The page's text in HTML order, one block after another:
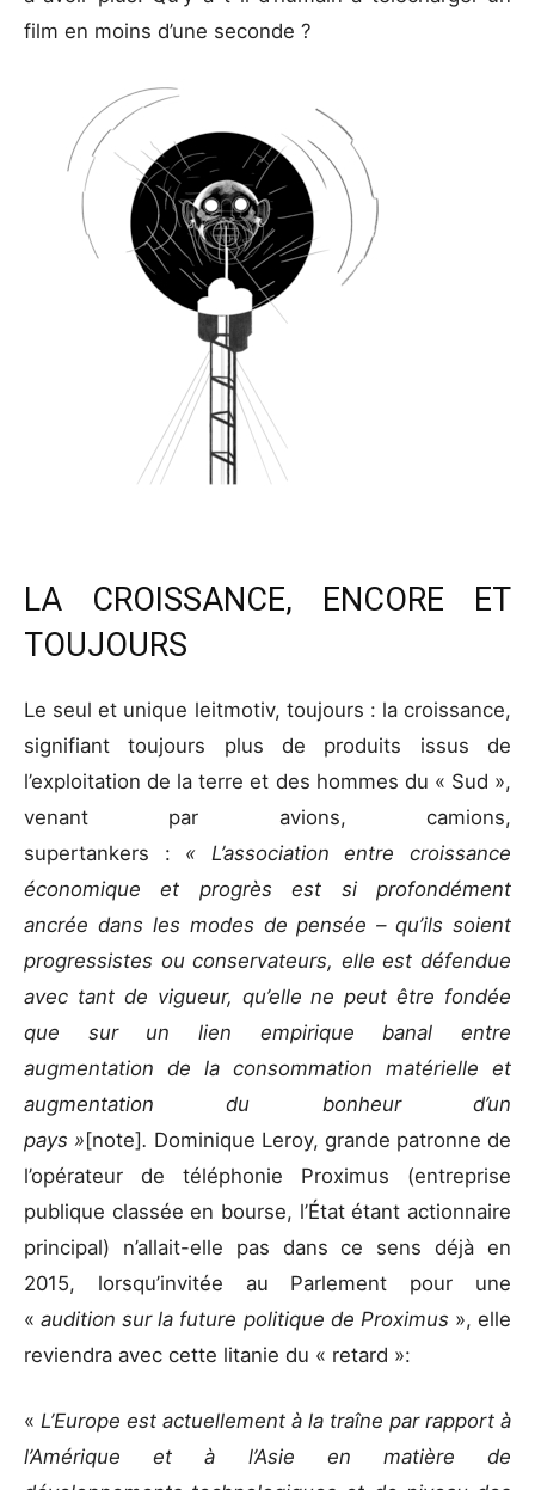
film en moins d’une seconde ?
LA CROISSANCE, ENCORE ET
TOUJOURS
Le seul et unique leitmotiv, toujours : la croissance,
signifiant toujours plus de produits issus de
l’exploitation de la terre et des hommes du « Sud »,
venant par avions, camions,
supertankers : « L’association entre croissance
économique et progrès est si profondément
ancrée dans les modes de pensée – qu’ils soient
progressistes ou conservateurs, elle est défendue
avec tant de vigueur, qu’elle ne peut être fondée
que sur un lien empirique banal entre
augmentation de la consommation matérielle et
augmentation du bonheur d’un
pays »[note]. Dominique Leroy, grande patronne de
l’opérateur de téléphonie Proximus (entreprise
publique classée en bourse, l’État étant actionnaire
principal) n’allait-elle pas dans ce sens déjà en
2015, lorsqu’invitée au Parlement pour une
«audition sur la future politique de Proximus », elle
reviendra avec cette litanie du « retard »:
« L’Europe est actuellement à la traîne par rapport à
l’Amérique et à l’Asie en matière de